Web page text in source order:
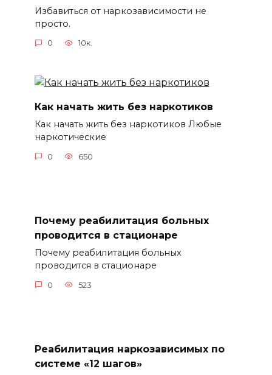
Избавиться от наркозависимости не
просто.
0 10к.
Как начать жить без наркотиков
Как начать жить без наркотиков Любые
наркотические
0 650
Почему реабилитация больных
проводится в стационаре
Почему реабилитация больных
проводится в стационаре
0 523
Реабилитация наркозависимых по
системе «12 шагов»